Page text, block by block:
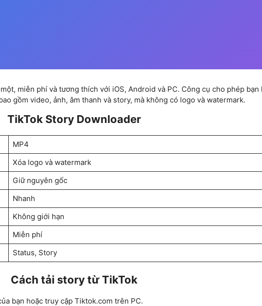
miễn phí và tương thích với iOS, Android và PC. Công cụ cho phép bạn
gồm video, ảnh, âm thanh và story, mà không có logo và watermark.
TikTok Story Downloader
MP4
Xóa logo và watermark
Giữ nguyên gốc
Nhanh
Không giới hạn
Miễn phí
Status, Story
Cách tải story từ TikTok
bạn hoặc truy cập Tiktok.com trên PC.